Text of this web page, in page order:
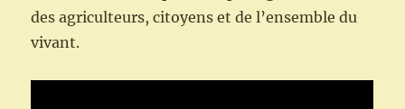
des agriculteurs, citoyens et de l’ensemble du
vivant.